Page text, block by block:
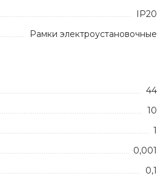
IP20
Рамки электроустановочные
44
10
1
0,001
0,1